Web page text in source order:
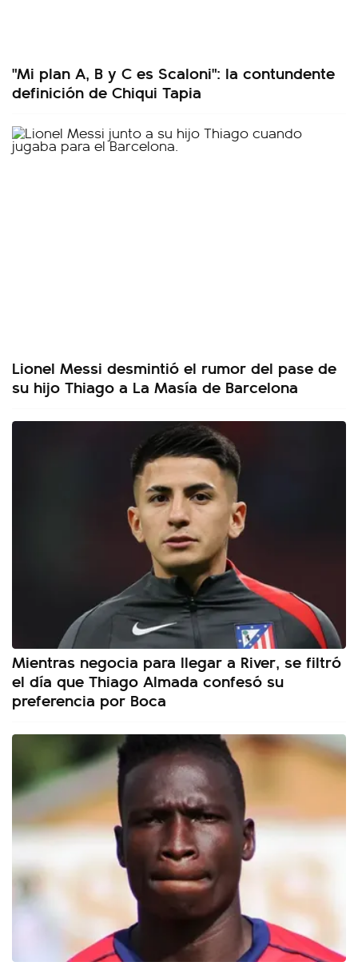
"Mi plan A, B y C es Scaloni": la contundente
definición de Chiqui Tapia
Lionel Messi desmintió el rumor del pase de
su hijo Thiago a La Masía de Barcelona
Mientras negocia para llegar a River, se filtró
el día que Thiago Almada confesó su
preferencia por Boca